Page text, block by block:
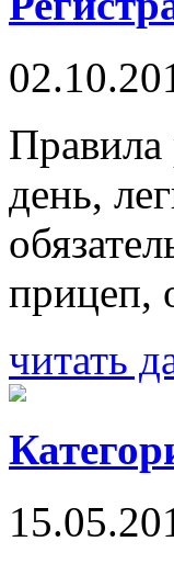
Правила
день,
прицеп,
читать